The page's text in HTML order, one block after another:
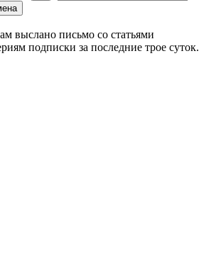
выслано письмо со статьями
подписки за последние трое суток.